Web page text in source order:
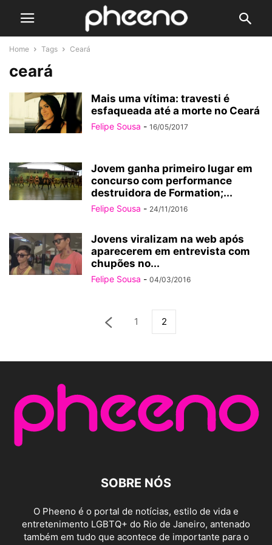
Home Tags Ceará
ceará
Mais uma vítima: travesti é
esfaqueada até a morte no Ceará
Felipe Sousa - 16/05/2017
Jovem ganha primeiro lugar em
concurso com performance
destruidora de Formation;...
Felipe Sousa - 24/11/2016
Jovens viralizam na web após
aparecerem em entrevista com
chupões no...
Felipe Sousa - 04/03/2016
1 2
SOBRE NÓS
O Pheeno é o portal de notícias, estilo de vida e
entretenimento LGBTQ+ do Rio de Janeiro, antenado
também em tudo que acontece de importante para o